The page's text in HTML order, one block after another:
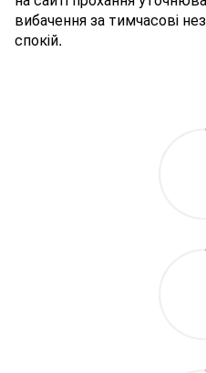
вибачення за тимчасові
спокій.